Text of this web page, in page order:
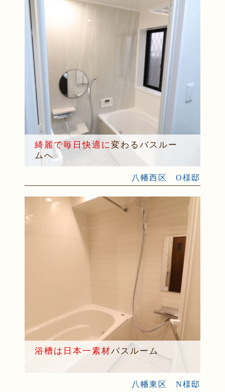
綺麗で毎日快適に 変わるバスルー
ムへ
八幡西区 O様邸
浴槽は日本一素材バスルーム
八幡東区 N様邸